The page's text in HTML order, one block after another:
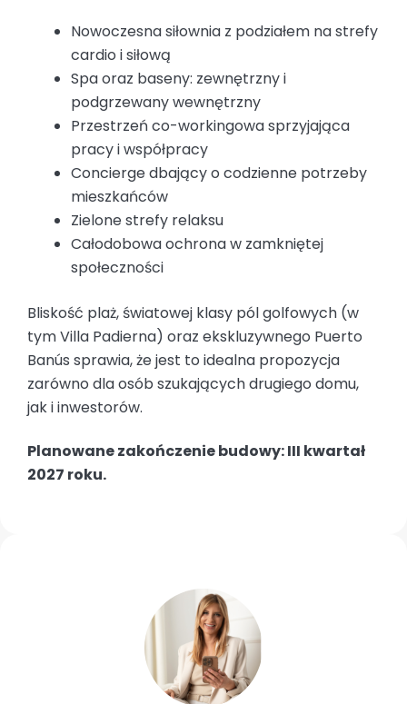
Nowoczesna siłownia z podziałem na strefy
cardio i siłową
Spa oraz baseny: zewnętrzny i
podgrzewany wewnętrzny
Przestrzeń co-workingowa sprzyjająca
pracy i współpracy
Concierge dbający o codzienne potrzeby
mieszkańców
Zielone strefy relaksu
Całodobowa ochrona w zamkniętej
społeczności
Bliskość plaż, światowej klasy pól golfowych (w
tym Villa Padierna) oraz ekskluzywnego Puerto
Banús sprawia, że jest to idealna propozycja
zarówno dla osób szukających drugiego domu,
jak i inwestorów.
Planowane zakończenie budowy: III kwartał
2027 roku.